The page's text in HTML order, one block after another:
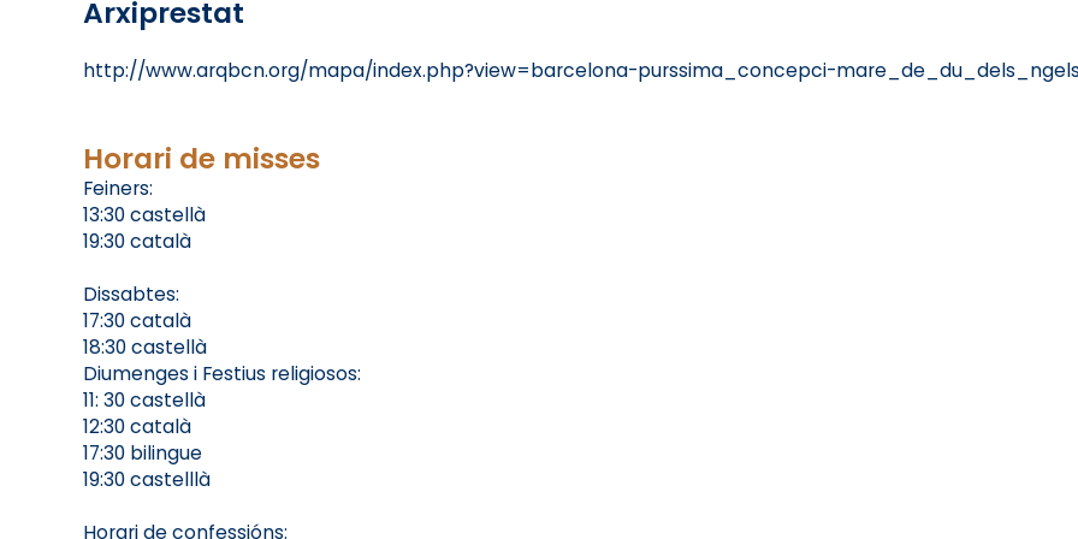
Arxiprestat
http://www.arqbcn.org/mapa/index.php?view=barcelona-purssima_concepci-
Horari de misses
Feiners:
13:30 castellà
19:30 català
Dissabtes:
17:30 català
18:30 castellà
Diumenges i Festius religiosos:
11: 30 castellà
12:30 català
17:30 bilingue
19:30 castelllà
Horari de confessións: